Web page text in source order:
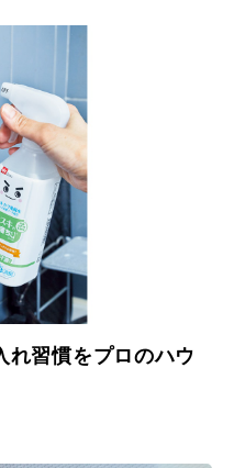
れ習慣をプロのハウ